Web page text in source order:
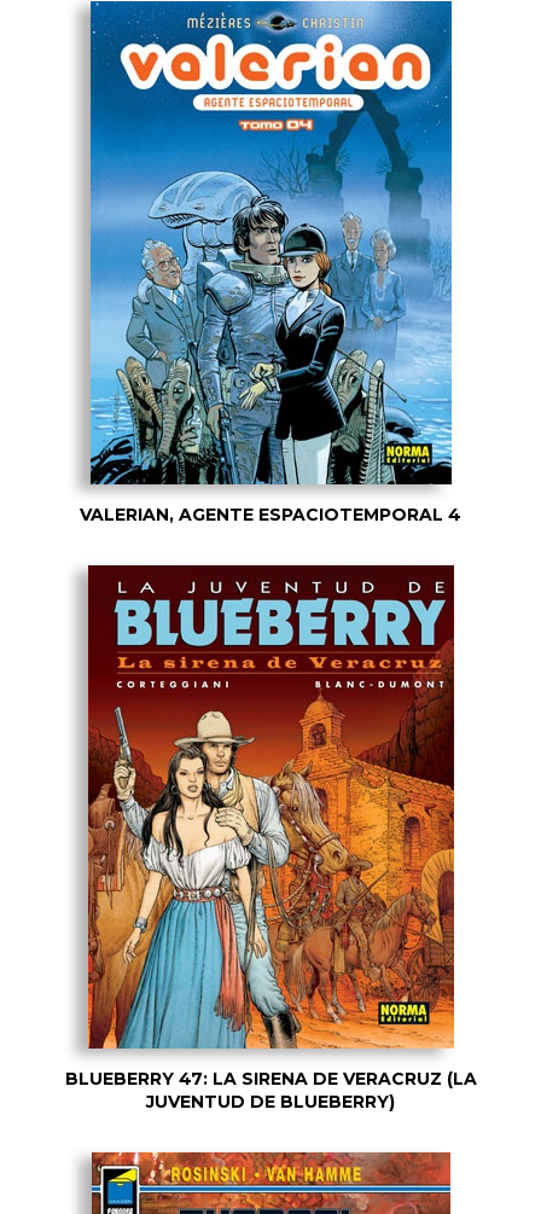
VALERIAN, AGENTE ESPACIOTEMPORAL 4
BLUEBERRY 47: LA SIRENA DE VERACRUZ (LA
JUVENTUD DE BLUEBERRY)